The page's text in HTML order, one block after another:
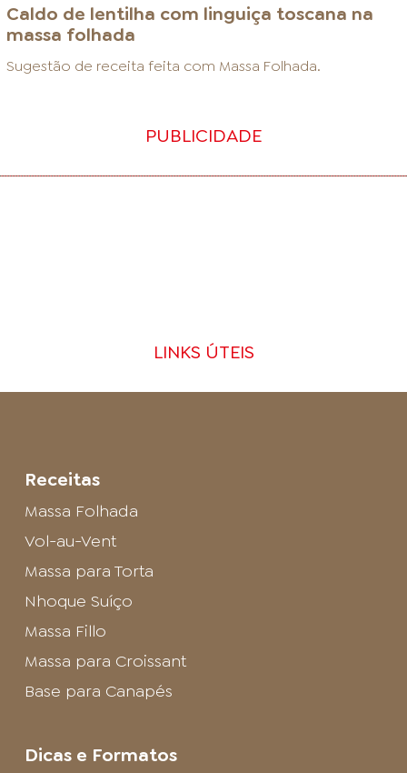
Caldo de lentilha com linguiça toscana na
massa folhada
Sugestão de receita feita com Massa Folhada.
PUBLICIDADE
LINKS ÚTEIS
Receitas
Massa Folhada
Vol-au-Vent
Massa para Torta
Nhoque Suíço
Massa Fillo
Massa para Croissant
Base para Canapés
Dicas e Formatos